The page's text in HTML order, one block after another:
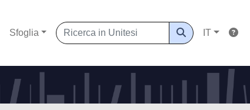
Sfoglia IT